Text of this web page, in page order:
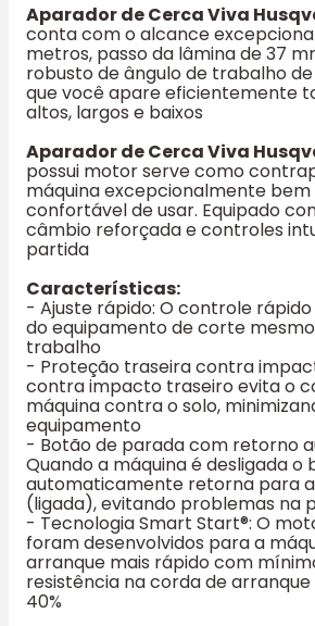
Aparador de Cerca Viva
conta com o alcance
metros, passo da lâmina de 37
robusto de ângulo de trabalho de
que você apare eficientemente
altos, largos e baixos
Aparador de Cerca Viva
possui motor serve como
máquina excepcionalmente
confortável de usar. Equipado
câmbio reforçada e controles
partida
Características:
- Ajuste rápido: O controle
do equipamento de corte
trabalho
- Proteção traseira contra
contra impacto traseiro evita o
máquina contra o solo,
equipamento
- Botão de parada com retorno
Quando a máquina é desligada
automaticamente retorna para
(ligada), evitando problemas na
- Tecnologia Smart Start®: O
foram desenvolvidos para a
arranque mais rápido com
resistência na corda de
40%